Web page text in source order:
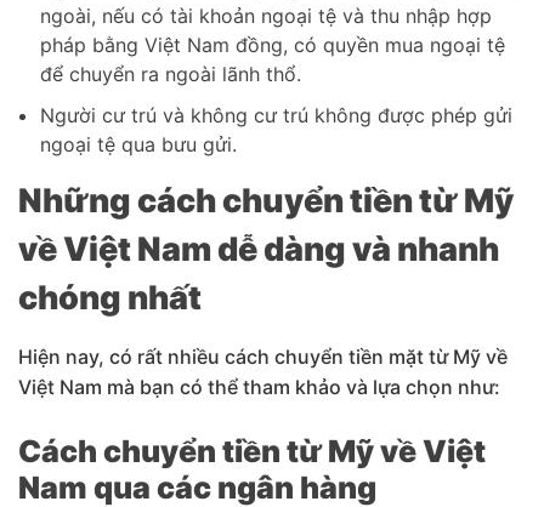
ngoài, nếu có tài khoản ngoại tệ và thu nhập hợp
pháp bằng Việt Nam đồng, có quyền mua ngoại tệ
để chuyển ra ngoài lãnh thổ.
Người cư trú và không cư trú không được phép gửi
ngoại tệ qua bưu gửi.
Những cách chuyển tiền từ Mỹ
về Việt Nam dễ dàng và nhanh
chóng nhất
Hiện nay, có rất nhiều cách chuyển tiền mặt từ Mỹ về
Việt Nam mà bạn có thể tham khảo và lựa chọn như:
Cách chuyển tiền từ Mỹ về Việt
Nam qua các ngân hàng